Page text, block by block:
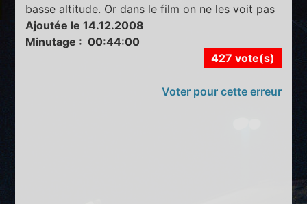
basse altitude. Or dans le film on ne les voit pas
Ajoutée le 14.12.2008
Minutage : 00:44:00
427 vote(s)
Voter pour cette erreur